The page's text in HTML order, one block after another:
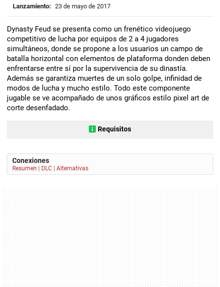
Lanzamiento: 23 de mayo de 2017
Dynasty Feud se presenta como un frenético videojuego
competitivo de lucha por equipos de 2 a 4 jugadores
simultáneos, donde se propone a los usuarios un campo de
batalla horizontal con elementos de plataforma donden deben
enfrentarse entre sí por la supervivencia de su dinastía.
Además se garantiza muertes de un solo golpe, infinidad de
modos de lucha y mucho estilo. Todo este componente
jugable se ve acompañado de unos gráficos estilo pixel art de
corte desenfadado.
Requisitos
Conexiones
Resumen DLC Alternativas